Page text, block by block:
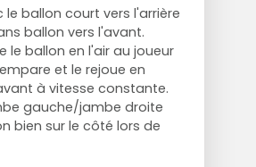
le ballon court vers l'arrière
ballon vers l'avant.
le ballon en l'air au joueur
et le rejoue en
à vitesse constante.
gauche/jambe droite
bien sur le côté lors de